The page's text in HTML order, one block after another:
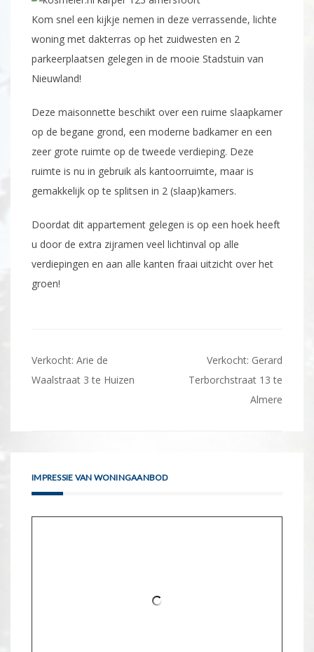
Kom snel een kijkje nemen in deze verrassende, lichte
woning met dakterras op het zuidwesten en 2
parkeerplaatsen gelegen in de mooie Stadstuin van
Nieuwland!
Deze maisonnette beschikt over een ruime slaapkamer
op de begane grond, een moderne badkamer en een
zeer grote ruimte op de tweede verdieping. Deze
ruimte is nu in gebruik als kantoorruimte, maar is
gemakkelijk op te splitsen in 2 (slaap)kamers.
Doordat dit appartement gelegen is op een hoek heeft
u door de extra zijramen veel lichtinval op alle
verdiepingen en aan alle kanten fraai uitzicht over het
groen!
Bericht
navigatie
Verkocht: Arie de
Waalstraat 3 te Huizen
Verkocht: Gerard
Terborchstraat 13 te
Almere
IMPRESSIE VAN WONINGAANBOD